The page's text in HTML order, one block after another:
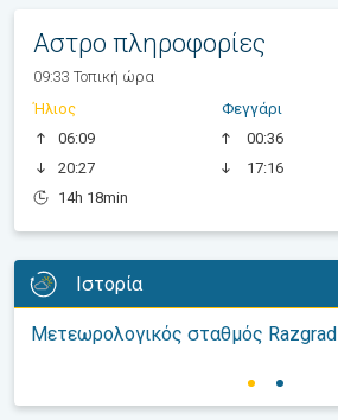
Αστρο πληροφορίες
09:33 Τοπική ώρα
Ήλιος
06:09
20:27
14h 18min
Φεγγάρι
00:36
17:16
Ιστορία
Μετεωρολογικός σταθμός Razgrad